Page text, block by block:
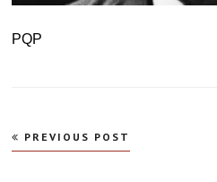
PQP
Navegação
de
PREVIOUS POST